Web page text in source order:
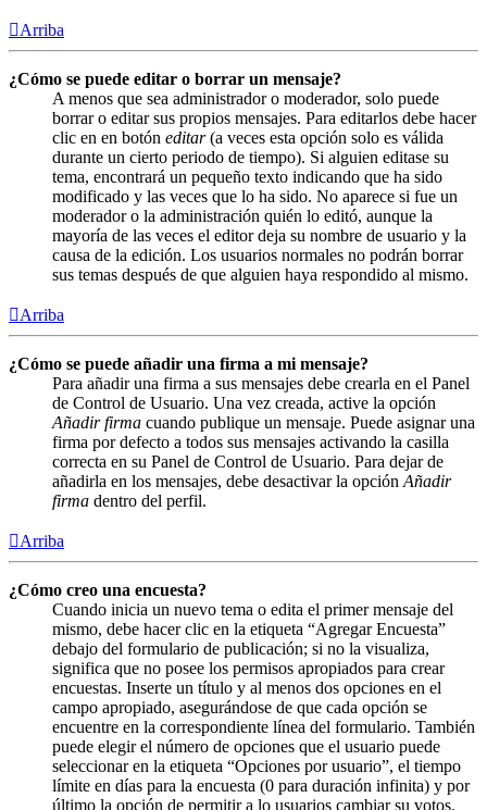
Arriba
¿Cómo se puede editar o borrar un mensaje?
A menos que sea administrador o moderador, solo puede
borrar o editar sus propios mensajes. Para editarlos debe hacer
clic en en botón editar(a veces esta opción solo es válida
durante un cierto periodo de tiempo). Si alguien editase su
tema, encontrará un pequeño texto indicando que ha sido
modificado y las veces que lo ha sido. No aparece si fue un
moderador o la administración quién lo editó, aunque la
mayoría de las veces el editor deja su nombre de usuario y la
causa de la edición. Los usuarios normales no podrán borrar
sus temas después de que alguien haya respondido al mismo.
Arriba
¿Cómo se puede añadir una firma a mi mensaje?
Para añadir una firma a sus mensajes debe crearla en el Panel
de Control de Usuario. Una vez creada, active la opción
Añadir firma cuando publique un mensaje. Puede asignar una
firma por defecto a todos sus mensajes activando la casilla
correcta en su Panel de Control de Usuario. Para dejar de
añadirla en los mensajes, debe desactivar la opción Añadir
firma dentro del perfil.
Arriba
¿Cómo creo una encuesta?
Cuando inicia un nuevo tema o edita el primer mensaje del
mismo, debe hacer clic en la etiqueta “Agregar Encuesta”
debajo del formulario de publicación; si no la visualiza,
significa que no posee los permisos apropiados para crear
encuestas. Inserte un título y al menos dos opciones en el
campo apropiado, asegurándose de que cada opción se
encuentre en la correspondiente línea del formulario. También
puede elegir el número de opciones que el usuario puede
seleccionar en la etiqueta “Opciones por usuario”, el tiempo
límite en días para la encuesta (0 para duración infinita) y por
último la opción de permitir a lo usuarios cambiar su votos.